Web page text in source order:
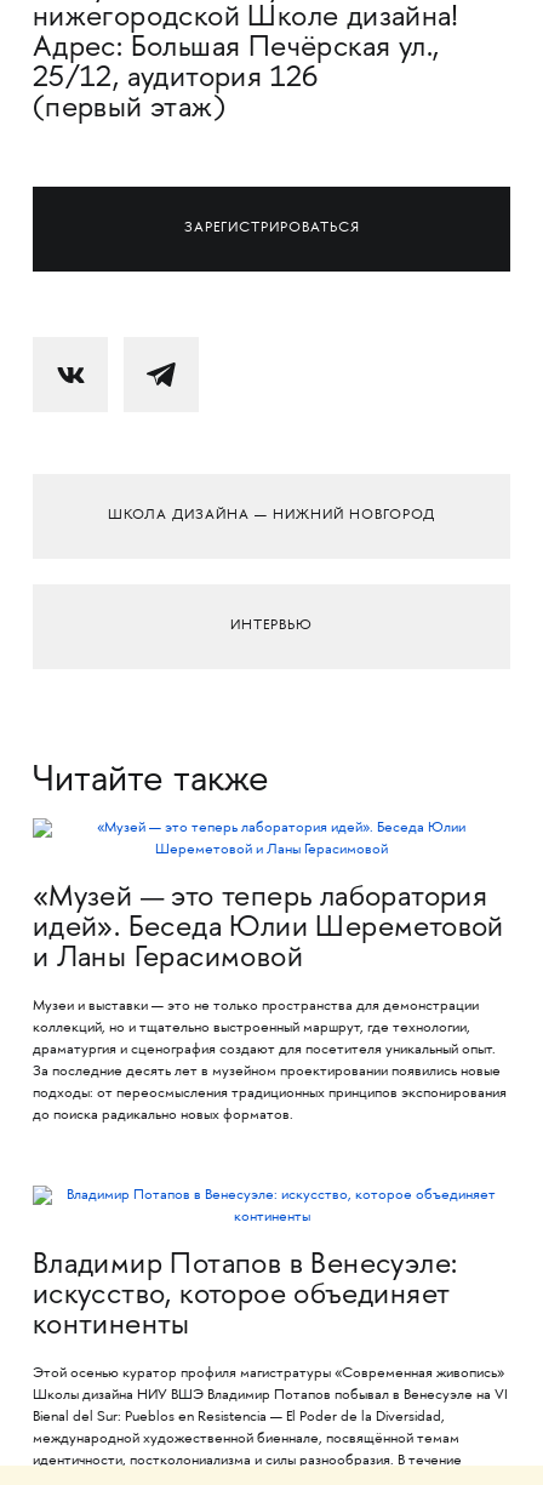
нижегородской Школе дизайна!
Адрес: Большая Печёрская ул.,
25/12, аудитория 126
(первый этаж)
ЗАРЕГИСТРИРОВАТЬСЯ
ШКОЛА ДИЗАЙНА — НИЖНИЙ НОВГОРОД
ИНТЕРВЬЮ
Читайте также
«Музей — это теперь лаборатория
идей». Беседа Юлии Шереметовой
и Ланы Герасимовой
Музеи и выставки — это не только пространства для демонстрации
коллекций, но и тщательно выстроенный маршрут, где технологии,
драматургия и сценография создают для посетителя уникальный опыт.
За последние десять лет в музейном проектировании появились новые
подходы: от переосмысления традиционных принципов экспонирования
до поиска радикально новых форматов.
Владимир Потапов в Венесуэле:
искусство, которое объединяет
континенты
Этой осенью куратор профиля магистратуры «Современная живопись»
Школы дизайна НИУ ВШЭ Владимир Потапов побывал в Венесуэле на VI
Bienal del Sur: Pueblos en Resistencia — El Poder de la Diversidad,
международной художественной биеннале, посвящённой темам
идентичности, постколониализма и силы разнообразия. В течение